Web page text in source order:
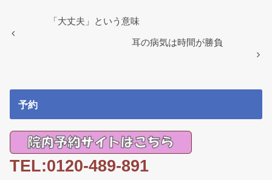
「大丈夫」という意味
耳の病気は時間が勝負
予約
TEL:0120-489-891